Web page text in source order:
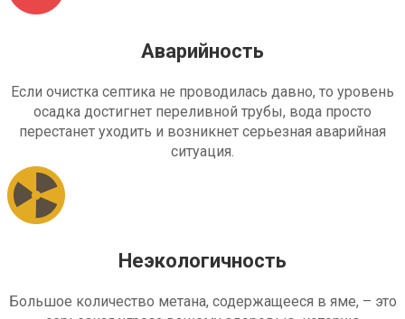
Аварийность
Если очистка септика не проводилась давно, то уровень
осадка достигнет переливной трубы, вода просто
перестанет уходить и возникнет серьезная аварийная
ситуация.
Неэкологичность
Большое количество метана, содержащееся в яме, – это